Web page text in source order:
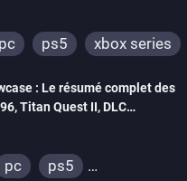
pc ps5
xbox series
: Le résumé complet des
Titan Quest II, DLC
pc
ps5